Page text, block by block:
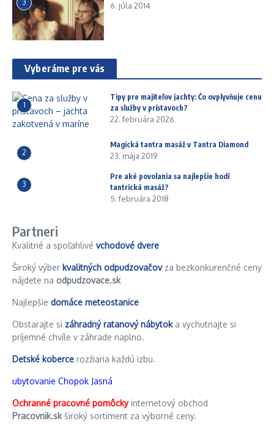
3 6. júla 2014
Vyberáme pre vás
1
Tipy pre majiteľov jachty: Čo ovplyvňuje cenu
za služby v prístavoch?
22. februára 2026
2
Magická tantra masáž v Tantra Diamond
23. mája 2019
3
Pre aké povolania sa najlepšie hodí
tantrická masáž?
5. februára 2018
Partneri
Kvalitné a spoľahlivé vchodové dvere
Široký výber kvalitných odpudzovačovza bezkonkurenčné ceny
nájdete na odpudzovace.sk
Najlepšie domáce meteostanice
Obstarajte si záhradný ratanový nábytoka vychutnajte si
príjemné chvíle v záhrade naplno.
Detské koberce rozžiaria každú izbu.
ubytovanie Chopok Jasná
Ochranné pracovné pomôckyinternetový obchod
Pracovnik.skširoký sortiment za výborné ceny.